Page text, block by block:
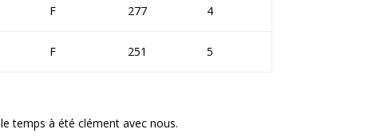
F 277 4
F 251 5
le temps à été clément avec nous.